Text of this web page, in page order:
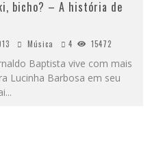
bicho? – A história de
Música 4 15472
Baptista vive com mais
Lucinha Barbosa em seu
...